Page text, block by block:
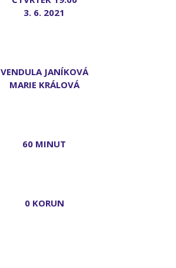
3. 6. 2021
VENDULA JANÍKOVÁ
MARIE KRÁLOVÁ
60 MINUT
0 KORUN